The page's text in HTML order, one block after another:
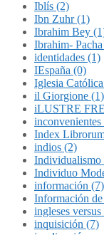
Iblís (2)
Ibn Zuhr (1)
Ibrahim Bey
Ibrahim-
identidades (1)
IEspaña (0)
Iglesia
il Giorgione (1)
iLUSTRE
Index
indios (2)
Individualismo
Individuo
información (7)
Información
ingleses
inquisición (7)